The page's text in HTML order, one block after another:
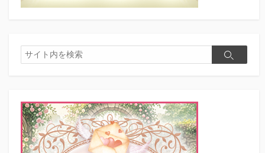
検
索
検